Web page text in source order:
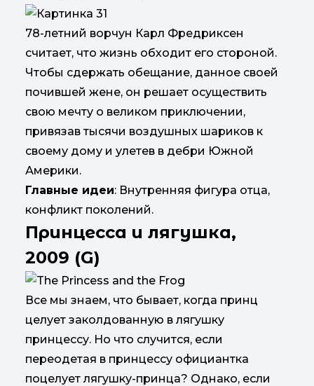
78-летний ворчун Карл Фредриксен
считает, что жизнь обходит его стороной.
Чтобы сдержать обещание, данное своей
почившей жене, он решает осуществить
свою мечту о великом приключении,
привязав тысячи воздушных шариков к
своему дому и улетев в дебри Южной
Америки.
Главные идеи: Внутренняя фигура отца,
конфликт поколений.
Принцесса и лягушка,
2009 (G)
Все мы знаем, что бывает, когда принц
целует заколдованную в лягушку
принцессу. Но что случится, если
переодетая в принцессу официантка
поцелует лягушку-принца? Однако, если